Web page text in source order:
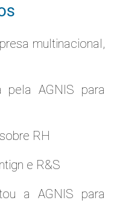
multinacional,
pela AGNIS para
RH
e R&S
a AGNIS para